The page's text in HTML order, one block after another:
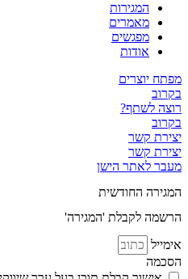
המגירות
מאמרים
מפגשים
אודות
מפתח יוצרים
בקרוב
רוצה לשתף?
בקרוב
יצירת קשר
יצירת קשר
מעבר לאתר הישן
המגירה החודשית
הרשמה לקבלת 'המגירה'
אימייל
הסכמה